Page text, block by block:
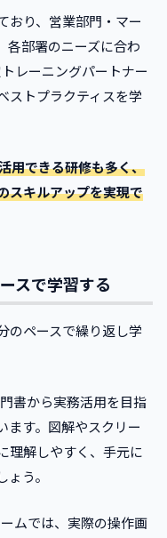
おり、営業部門・マー
各部署のニーズに合わ
レーニングパートナー
ストプラクティスを学
用できる研修も多く、
スキルアップを実現で
スで学習する
のペースで繰り返し学
書から実務活用を目指
ます。図解やスクリー
理解しやすく、手元に
う。
ムでは、実際の操作画